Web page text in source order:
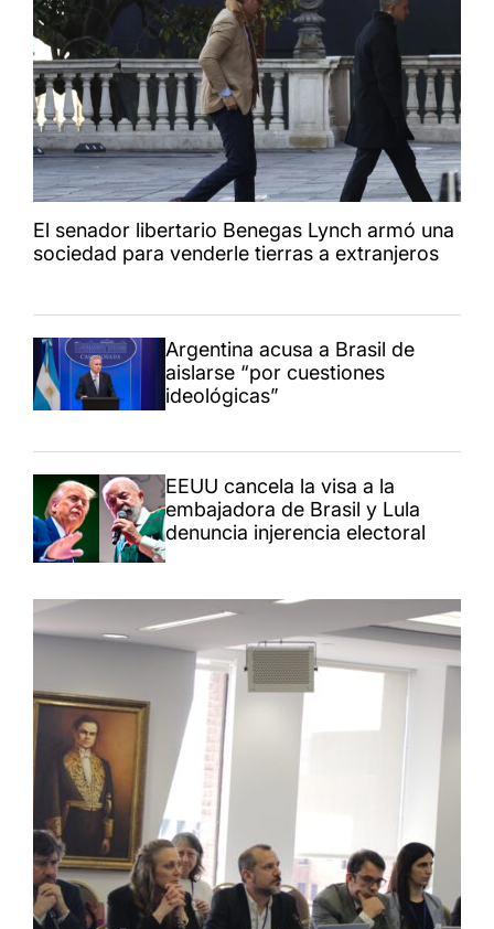
El senador libertario Benegas Lynch armó una
sociedad para venderle tierras a extranjeros
Argentina acusa a Brasil de
aislarse “por cuestiones
ideológicas”
EEUU cancela la visa a la
embajadora de Brasil y Lula
denuncia injerencia electoral